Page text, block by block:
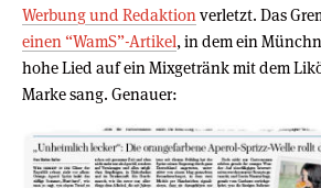
Werbung und Redaktion verletzt. Das
einen “WamS”-Artikel, in dem ein
hohe Lied auf ein Mixgetränk mit dem
Marke sang. Genauer: